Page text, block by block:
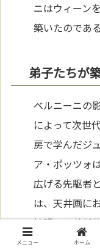
ニはウィーン
築いたのである
弟子たちが
ベルニーニの
によって次世
房で学んだジ
ア・ポッツォは
広げる先駆者
は、天井画に
拡張する革新
たちは、ベル
メニュー ホーム